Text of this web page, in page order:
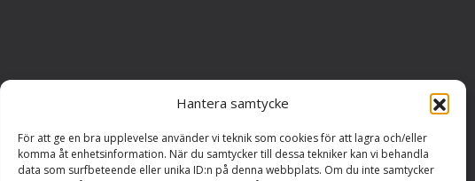
Hantera samtycke
För att ge en bra upplevelse använder vi teknik som cookies för att lagra och/eller
komma åt enhetsinformation. När du samtycker till dessa tekniker kan vi behandla
data som surfbeteende eller unika ID:n på denna webbplats. Om du inte samtycker